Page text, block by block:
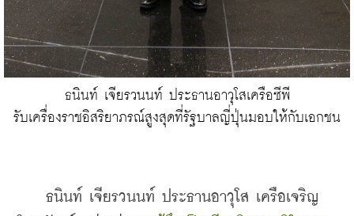
ธนินท์ เจียรวนนท์ ประธานอาวุโสเครือซีพี
รับเครื่องราชอิสริยาภรณ์สูงสุดที่รัฐบาลญี่ปุ่นมอบให้กับเอกชน
ธนินท์ เจียรวนนท์ ประธานอาวุโส เครือเจริญ